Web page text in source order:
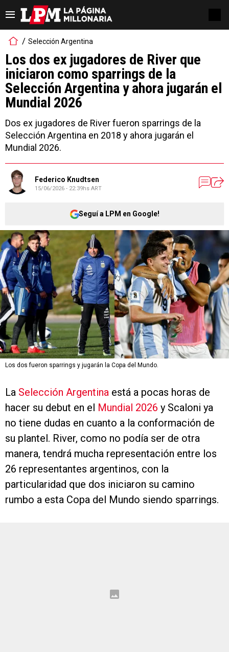
Selección Argentina
Los dos ex jugadores de River que
iniciaron como sparrings de la
Selección Argentina y ahora jugarán el
Mundial 2026
Dos ex jugadores de River fueron sparrings de la
Selección Argentina en 2018 y ahora jugarán el
Mundial 2026.
Federico Knudtsen
15/06/2026 - 22:39hs ART
Seguí a LPM en Google!
Los dos fueron sparrings y jugarán la Copa del Mundo.
La Selección Argentina está a pocas horas de
hacer su debut en el Mundial 2026 y Scaloni ya
no tiene dudas en cuanto a la conformación de
su plantel. River, como no podía ser de otra
manera, tendrá mucha representación entre los
26 representantes argentinos, con la
particularidad que dos iniciaron su camino
rumbo a esta Copa del Mundo siendo sparrings.